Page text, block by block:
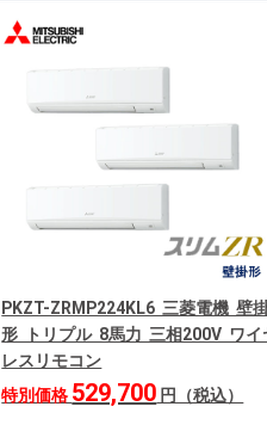
PKZT-ZRMP224KL6 三菱電機 壁
形 トリプル 8馬力 三相200V ワイ
レスリモコン
特別価格 529,700 円（税込）